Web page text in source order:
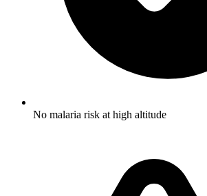
No malaria risk at high altitude